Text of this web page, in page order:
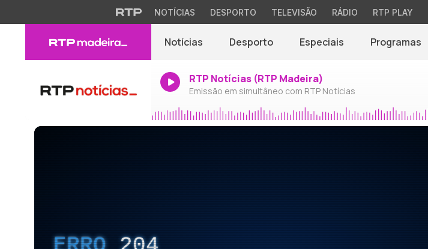
NOTÍCIAS DESPORTO TELEVISÃO RÁDIO RTP PLAY
Notícias Desporto Especiais Programas
RTP Notícias (RTP Madeira)
Emissão em simultâneo com RTP Notícias